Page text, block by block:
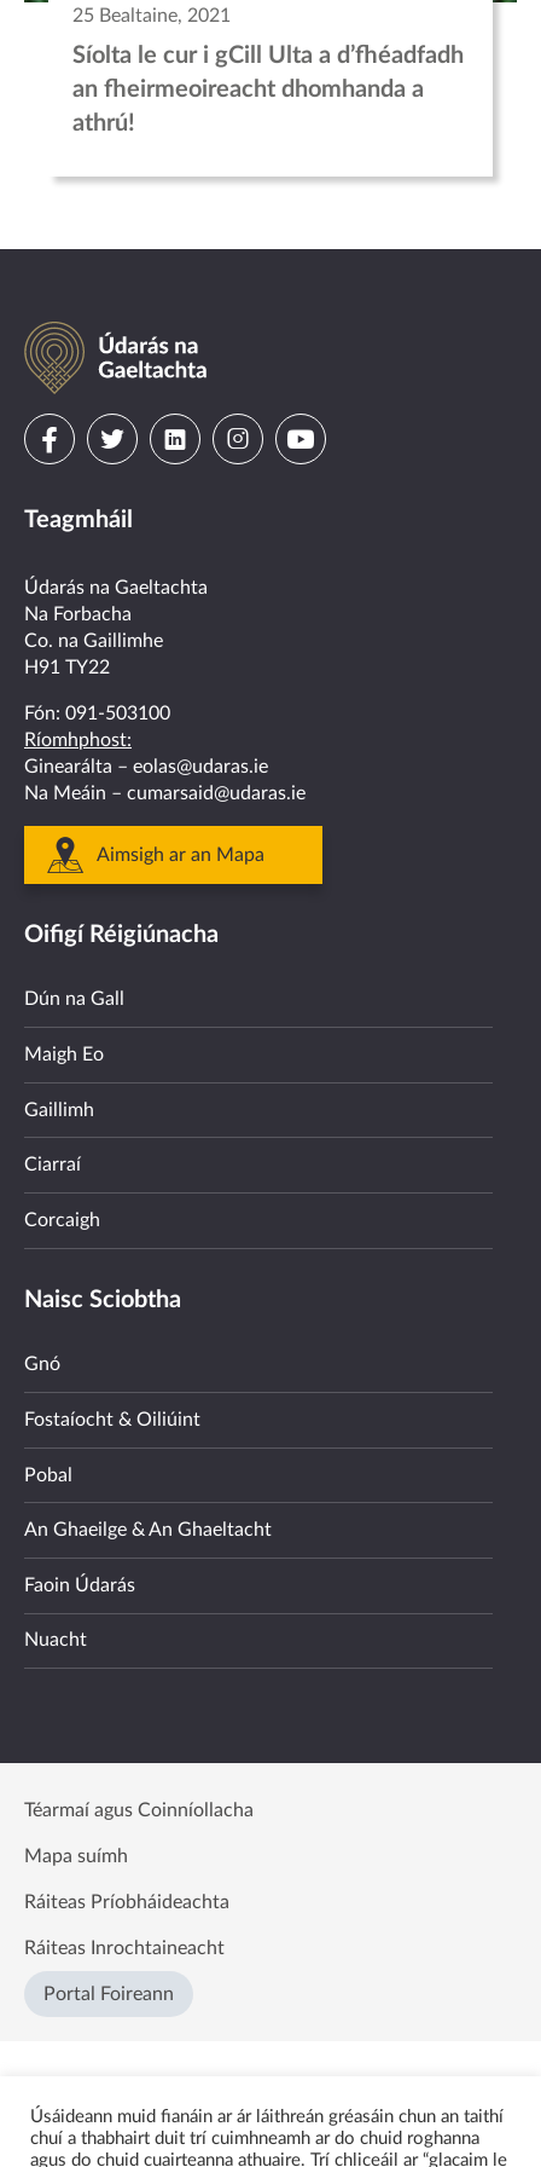
25 Bealtaine, 2021
Síolta le cur i gCill Ulta a d’fhéadfadh
an fheirmeoireacht dhomhanda a
athrú!
Údarás
na
Gaeltachta
Visit
on
facebook
Visit
on
twitter
Visit
linkedin
VisitVisit
Teagmháil
Údarás na Gaeltachta
Na Forbacha
Co. na Gaillimhe
H91 TY22
Fón: 091-503100
Ríomhphost:
Ginearálta – eolas@udaras.ie
Na Meáin – cumarsaid@udaras.ie
Aimsigh ar an Mapa
Oifigí Réigiúnacha
Dún na Gall
Maigh Eo
Gaillimh
Ciarraí
Corcaigh
Naisc Sciobtha
Gnó
Fostaíocht & Oiliúint
Pobal
An Ghaeilge & An Ghaeltacht
Faoin Údarás
Nuacht
Téarmaí agus Coinníollacha
Mapa suímh
Ráiteas Príobháideachta
Ráiteas Inrochtaineacht
Portal Foireann
Úsáideann muid fianáin ar ár láithreán gréasáin chun an taithí
chuí a thabhairt duit trí cuimhneamh ar do chuid roghanna
agus do chuid cuairteanna athuaire. Trí chliceáil ar “glacaim le